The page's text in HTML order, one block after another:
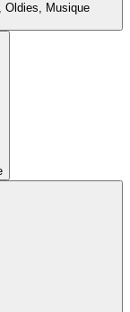
Oldies, Musique